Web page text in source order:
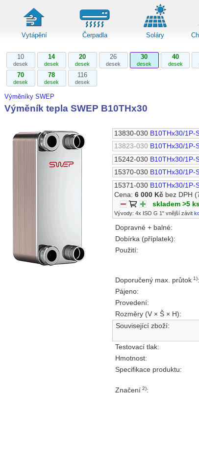
Vytápění Čerpadla Soláry
10
desek
14
desek
20
desek
26
desek
30
desek
40
desek
70
desek
78
desek
116
desek
Výměníky SWEP
Výměník tepla SWEP B10THx30
13830-030 B10THx30/1P-
13823-030 B10THx30/1P-
15242-030 B10THx30/1P-
15370-030 B10THx30/1P-
15371-030 B10THx30/1P-
Cena: 6 000 Kčbez DPH
skladem >5
Vývody: 4x ISO G 1" vnější závit
Dopravné + balné:
Dobírka (příplatek):
Použití:
Doporučený max. průtok 1):
Pájeno:
Provedení:
Rozměry (V × Š × H):
Související zboží:
Testovací tlak:
Hmotnost:
Specifikace produktu:
Značení 2):